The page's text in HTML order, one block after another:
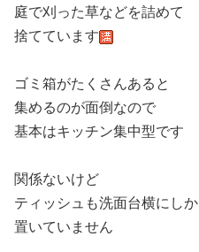
庭で刈った草などを詰めて
捨てています
ゴミ箱がたくさんあると
集めるのが面倒なので
基本はキッチン集中型です
関係ないけど
ティッシュも洗面台横にしか
置いていません